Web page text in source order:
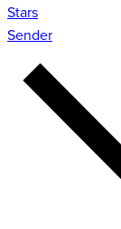
Stars
Sender